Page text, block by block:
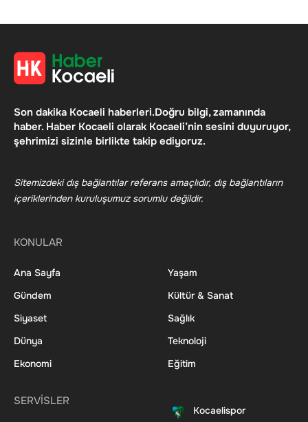
Son dakika Kocaeli haberleri.Doğru bilgi, zamanında
haber. Haber Kocaeli olarak Kocaeli’nin sesini duyuruyor,
şehrimizi sizinle birlikte takip ediyoruz.
Sitemizdeki dış bağlantılar referans amaçlıdır, dış bağlantıların
içeriklerinden kuruluşumuz sorumlu değildir.
KONULAR
Ana Sayfa
Gündem
Siyaset
Dünya
Ekonomi
Yaşam
Kültür & Sanat
Sağlık
Teknoloji
Eğitim
SERVİSLER
Kocaelispor